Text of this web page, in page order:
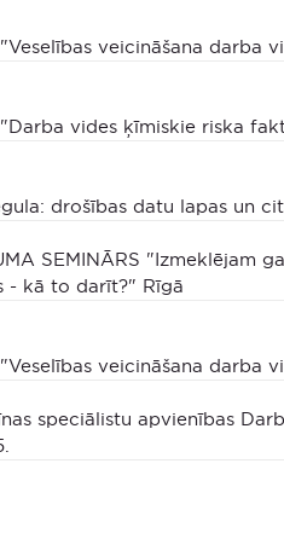
veicināšana darba
vides ķīmiskie riska
drošības datu lapas un
SEMINĀRS "Izmeklējam
- kā to darīt?" Rīgā
veicināšana darba
speciālistu apvienības